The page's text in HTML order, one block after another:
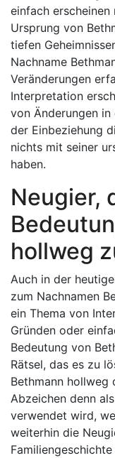
einfach
Ursprung von
tiefen
Nachname
Veränderungen
Interpretation
von Änderungen
der Einbeziehung
nichts mit seiner
haben.
Neugier,
hollweg
Auch in der
zum Nachnamen
ein Thema von
Gründen oder
Bedeutung von
Rätsel, das es zu
Bethmann hollweg
Abzeichen denn
verwendet wird,
weiterhin die